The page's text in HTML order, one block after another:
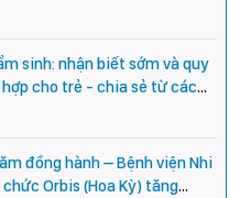
sinh: nhận biết sớm và quy
cho trẻ - chia sẻ từ các
của Bệnh Viện Nhi Trung
đồng hành – Bệnh viện Nhi
Orbis (Hoa Kỳ) tăng